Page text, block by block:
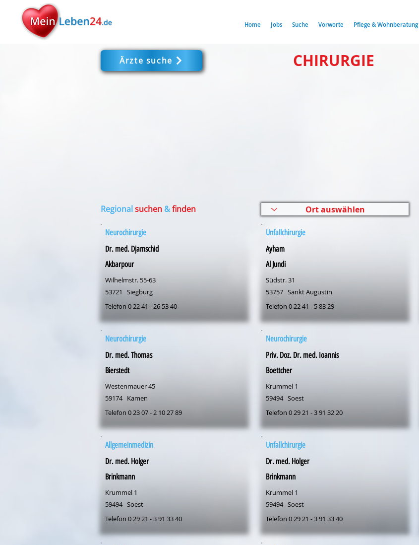
Home Jobs Suche Vorworte Pflege & Wohnberatung
CHIRURGIE
Ärzte suche
Regional suchen &finden
Neurochirurgie
Dr. med. Djamschid
Akbarpour
Wilhelmstr. 55-63
53721
Siegburg
Telefon 0 22 41 - 26 53 40
Neurochirurgie
Dr. med. Thomas
Bierstedt
Westenmauer 45
59174 Kamen
Telefon 0 23 07 - 2 10 27 89
Allgemeinmedizin
Dr. med. Holger
Brinkmann
Krummel 1
59494 Soest
Telefon 0 29 21 - 3 91 33 40
Unfallchirurgie
Ayham
Al Jundi
Südstr. 31
53757 Sankt Augustin
Telefon 0 22 41 - 5 83 29
Neurochirurgie
Priv. Doz. Dr. med. Ioannis
Boettcher
Krummel 1
59494 Soest
Telefon 0 29 21 - 3 91 32 20
Unfallchirurgie
Dr. med. Holger
Brinkmann
Krummel 1
59494 Soest
Telefon 0 29 21 - 3 91 33 40